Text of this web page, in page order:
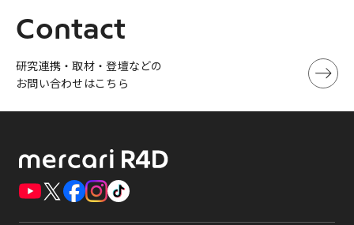
Contact
研究連携・取材・登壇などの
お問い合わせはこちら